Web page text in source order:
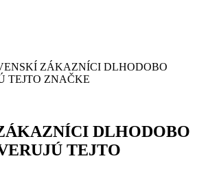
ZÁKAZNÍCI DLHODOBO
TEJTO ZNAČKE
DLHODOBO
TEJTO